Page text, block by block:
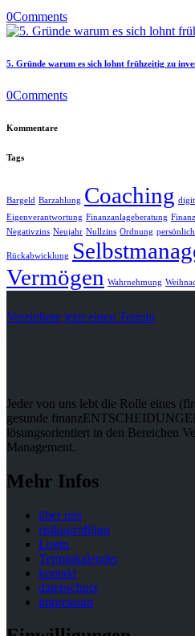
0Comments
5. Gründe warum es sich lohnt frühzeitig zu
0Comments
Kommentare
Tags
Bargeld Barzahlung Coaching
Eigenverantwortung Finanzanlageberatung
Negativzins Neujahr Nullzins Ordnung
Rückabwicklung
Vermögen Wahrnehmung
Vereinbare jetzt einen Termin
Jeder von uns lebt die Rolle eines
gesunde
lösungsorientiert in den Bereichen
Management.
Mehr Infos
über uns
risikoprofiling
Login
Terminkalender
kontakt
datenschutz
impressum